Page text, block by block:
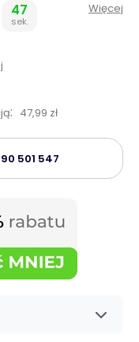
47
sek.
Więcej
: 47,99 zł
501 547